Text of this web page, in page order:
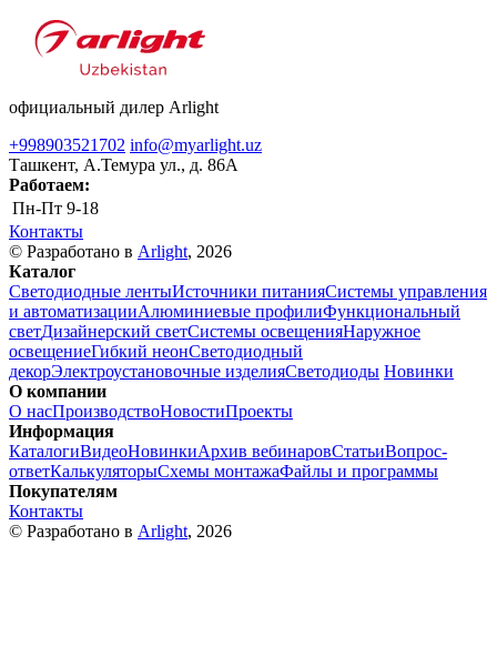
официальный дилер Arlight
+998903521702 info@myarlight.uz
Ташкент, А.Темура ул., д. 86А
Работаем:
Пн-Пт 9-18
Контакты
© Разработано в Arlight, 2026
Каталог
Светодиодные лентыИсточники питанияСистемы управления
и автоматизацииАлюминиевые профилиФункциональный
светДизайнерский светСистемы освещенияНаружное
освещениеГибкий неонСветодиодный
декорЭлектроустановочные изделияСветодиоды Новинки
О компании
О насПроизводствоНовостиПроекты
Информация
КаталогиВидеоНовинкиАрхив вебинаровСтатьиВопрос-
ответКалькуляторыСхемы монтажаФайлы и программы
Покупателям
Контакты
© Разработано в Arlight, 2026